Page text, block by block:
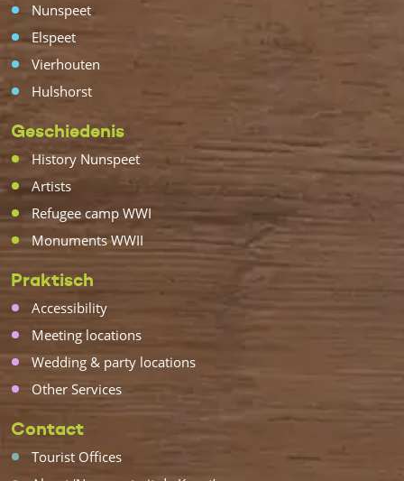
Nunspeet
Elspeet
Vierhouten
Hulshorst
Geschiedenis
History Nunspeet
Artists
Refugee camp WWI
Monuments WWII
Praktisch
Accessibility
Meeting locations
Wedding & party locations
Other Services
Contact
Tourist Offices